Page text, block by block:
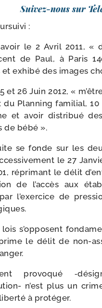
Suivez-nous sur
:
le 2 Avril 2011, «
de Paul, à Paris
exhi­bé des images
et 26 Juin 2012, «
du Planning fami­lial, 10
et avoir dis­tri­bué
de bébé ».
se fonde sur les
le 27
répri­mant le délit
de l’accès aux
l’exercice de
s’opposent
le délit de non-​
pro­vo­qué
n’est plus un
à protéger.